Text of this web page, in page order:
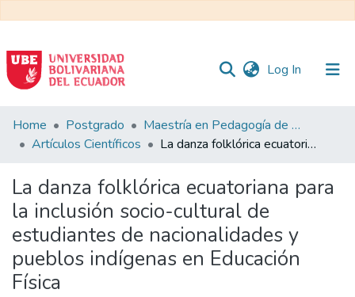
Log In (current)
Communities
&
All of DSpace
Statistics
Home Postgrado
Maestría en Pedagogía de la Cultura Física - Mención en Educación Física Inclusiva
Artículos Científicos
La danza folklórica ecuatoriana para la inclusión socio-cultural de estudiantes de nacionalidades y pueblos indígenas en Educación Física
La danza folklórica ecuatoriana para
la inclusión socio-cultural de
estudiantes de nacionalidades y
pueblos indígenas en Educación
Física